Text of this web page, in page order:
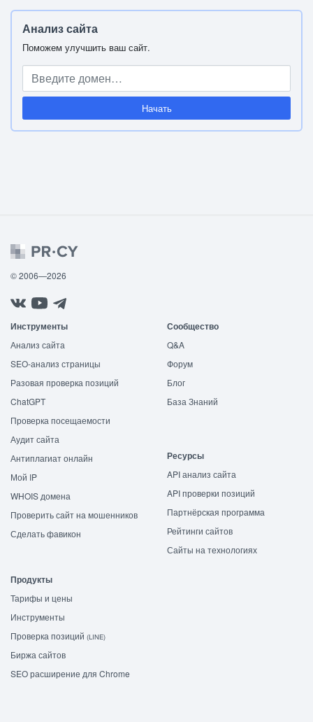
Анализ сайта
Поможем улучшить ваш сайт.
Начать
© 2006—2026
Инструменты
Анализ сайта
SEO-анализ страницы
Разовая проверка позиций
ChatGPT
Проверка посещаемости
Аудит сайта
Антиплагиат онлайн
Мой IP
WHOIS домена
Проверить сайт на мошенников
Сделать фавикон
Сообщество
Q&A
Форум
Блог
База Знаний
Ресурсы
API анализ сайта
API проверки позиций
Партнёрская программа
Рейтинги сайтов
Сайты на технологиях
Продукты
Тарифы и цены
Инструменты
Проверка позиций (LINE)
Биржа сайтов
SEO расширение для Chrome